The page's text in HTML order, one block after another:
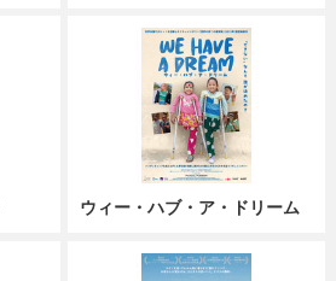
ウィー・ハブ・ア・ドリーム